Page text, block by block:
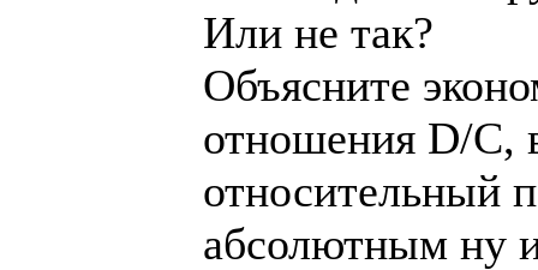
Или не так?
Объясните
отношения D/C,
относительный
абсолютным ну